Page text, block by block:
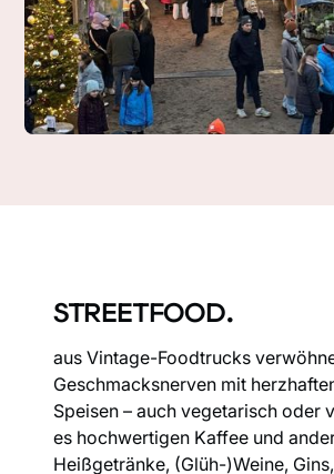
STREETFOOD.
aus Vintage-Foodtrucks
Geschmacksnerven mit
Speisen – auch vegetarisch oder
es hochwertigen Kaffee und
Heißgetränke, (Glüh-)Weine,